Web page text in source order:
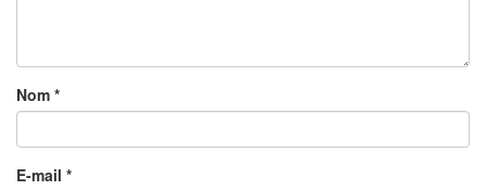
Nom *
E-mail *